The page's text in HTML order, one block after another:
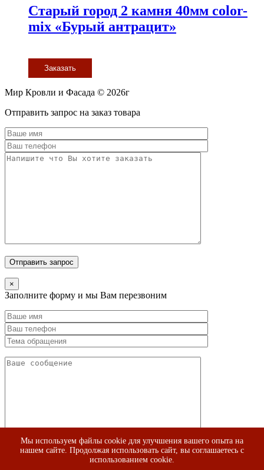
Мы используем файлы cookie для улучшения вашего опыта на
нашем сайте. Продолжая использовать сайт, вы соглашаетесь с
использованием cookie.
Старый город 2 камня 40мм color-
mix «Бурый антрацит»
Заказать
Мир Кровли и Фасада © 2026г
Прокрутить
Отправить запрос на заказ товара
×
Заполните форму и мы Вам перезвоним